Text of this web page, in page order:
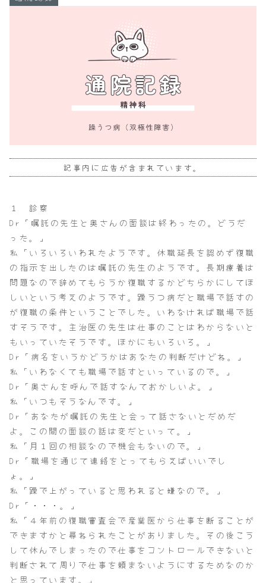
記事内に広告が含まれています。
１ 診察
Dr「嘱託の先生と奥さんの面談は終わったの。どうだ
った。」
私「いろいろいわれたようです。休職延長を認めず復職
の指示を出したのは嘱託の先生のようです。長期療養は
問題なので辞めてもらうか復職するかどちらかにしてほ
しいという考えのようです。躁うつ病だと職場で話すの
が復職の条件ということでした。いわなければ職場で話
すそうです。主治医の先生は仕事のことはわからないと
もいっていたそうです。ほかにもいろいろ。」
Dr「病名をいうかどうかはあなたの判断だけどね。」
私「いわなくても職場で話すといっているので。」
Dr「奥さんを呼んで話すなんておかしいよ。」
私「いつもそうなんです。」
Dr「あなたが嘱託の先生と会って話さないとだめだ
よ。この間の面談の話は変だといって。」
私「月１回の相談なので機会もないので。」
Dr「職場を通じて連絡をとってもらえばいいでし
ょ。」
私「躁で上がっていると思われると嫌なので。」
Dr「・・・。」
私「４年前の復職審査会で産業医から仕事を断ることが
できますかと尋ねられたことがありました。その後こう
して休んでしまったので仕事をコントロールできないと
判断されて周りで仕事を頼まないようにするためなのか
と思っています。」